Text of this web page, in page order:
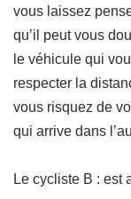
vous laissez
qu’il peut vous
le véhicule qui
respecter la
vous risquez de
qui arrive dans
Le cycliste B : est